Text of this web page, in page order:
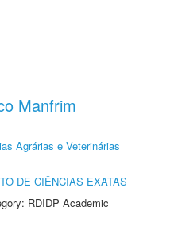
Manfrim
Agrárias e Veterinárias
DE CIÊNCIAS EXATAS
RDIDP Academic